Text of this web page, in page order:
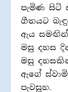
පැමිණ සිටි
ගීතයට
ඇය සමඟින්
මසු දහස
මසු
ඇගේ
පැවසූහ.